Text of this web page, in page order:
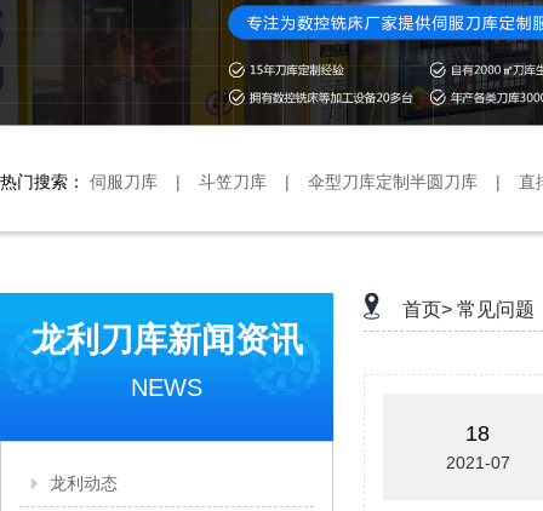
热门搜索： 伺服刀库 | 斗笠刀库 | 伞型刀库定制半圆刀库 | 直
龙利刀库新闻资讯
NEWS
龙利动态
首页> 常见问题
18
2021-07